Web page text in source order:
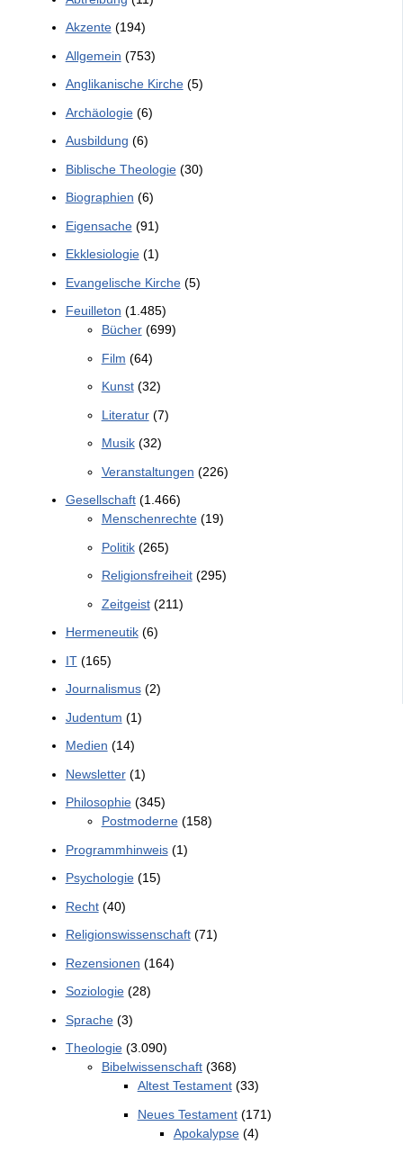
Akzente(194)
Allgemein (753)
Anglikanische Kirche(5)
Archäologie(6)
Ausbildung (6)
Biblische Theologie(30)
Biographien (6)
Eigensache(91)
Ekklesiologie(1)
Evangelische Kirche(5)
Feuilleton (1.485)
Bücher(699)
Film (64)
Kunst(32)
Literatur(7)
Musik(32)
Veranstaltungen (226)
Gesellschaft(1.466)
Menschenrechte(19)
Politik(265)
Religionsfreiheit(295)
Zeitgeist(211)
Hermeneutik(6)
IT(165)
Journalismus(2)
Judentum (1)
Medien (14)
Newsletter(1)
Philosophie(345)
Postmoderne(158)
Programmhinweis(1)
Psychologie(15)
Recht(40)
Religionswissenschaft(71)
Rezensionen (164)
Soziologie(28)
Sprache(3)
Theologie(3.090)
Bibelwissenschaft(368)
Altest Testament(33)
Neues Testament(171)
Apokalypse(4)